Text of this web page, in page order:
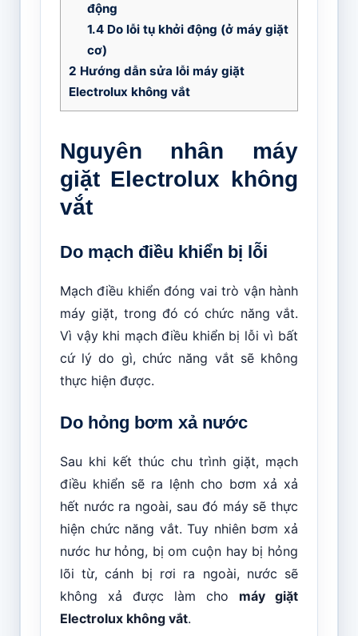
động
1.4Do lỗi tụ khởi động (ở máy giặt
cơ)
2 Hướng dẫn sửa lỗi máy giặt
Electrolux không vắt
Nguyên nhân máy
giặt Electrolux không
vắt
Do mạch điều khiển bị lỗi
Mạch điều khiển đóng vai trò vận hành
máy giặt, trong đó có chức năng vắt.
Vì vậy khi mạch điều khiển bị lỗi vì bất
cứ lý do gì, chức năng vắt sẽ không
thực hiện được.
Do hỏng bơm xả nước
Sau khi kết thúc chu trình giặt, mạch
điều khiển sẽ ra lệnh cho bơm xả xả
hết nước ra ngoài, sau đó máy sẽ thực
hiện chức năng vắt. Tuy nhiên bơm xả
nước hư hỏng, bị om cuộn hay bị hỏng
lõi từ, cánh bị rơi ra ngoài, nước sẽ
không xả được làm cho máy giặt
Electrolux không vắt.